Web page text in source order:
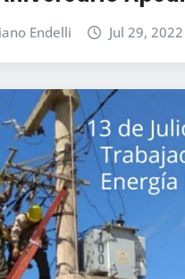
Endelli Jul 29, 2022